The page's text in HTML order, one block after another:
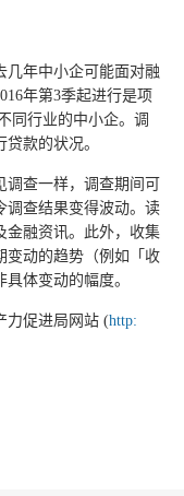
几年中小企可能面对融
年第3季起进行是项
同行业的中小企。调
款的状况。
查一样，调查期间可
调查结果变得波动。读
金融资讯。此外，收集
变动的趋势（例如「收
体变动的幅度。
力促进局网站 (http: